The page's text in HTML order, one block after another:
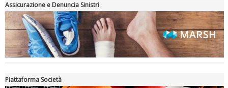
Assicurazione e Denuncia Sinistri
Piattaforma Società